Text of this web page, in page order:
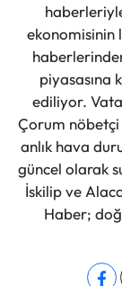
ekonomisinin
piyasasına
ediliyor.
Çorum nöbetçi
anlık hava
güncel olarak
İskilip ve
Haber;